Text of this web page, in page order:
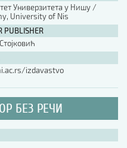
Универзитета у Нишу /
University of Nis
izdavastvo
БЕЗ РЕЧИ